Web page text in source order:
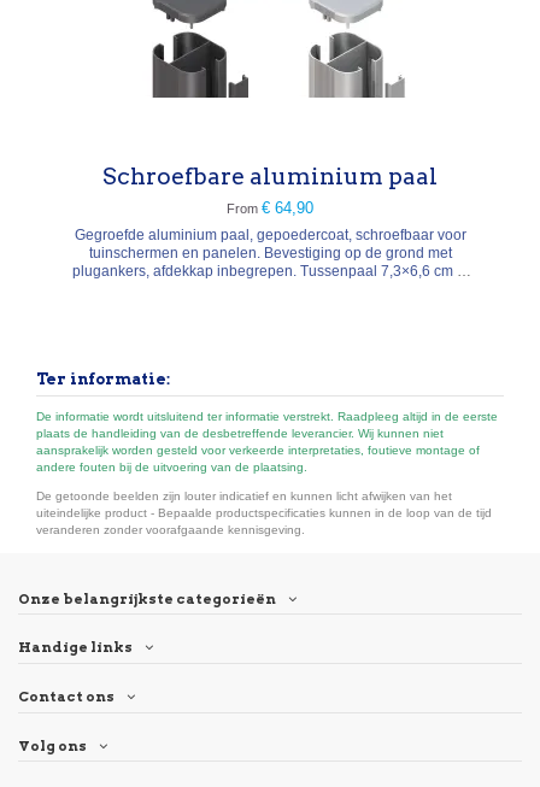
Schroefbare aluminium paal
From € 64,90
Gegroefde aluminium paal, gepoedercoat, schroefbaar voor
tuinschermen en panelen. Bevestiging op de grond met
plugankers, afdekkap inbegrepen. Tussenpaal 7,3×6,6 cm of
Ter informatie:
De informatie wordt uitsluitend ter informatie verstrekt. Raadpleeg altijd in de eerste
plaats de handleiding van de desbetreffende leverancier. Wij kunnen niet
aansprakelijk worden gesteld voor verkeerde interpretaties, foutieve montage of
andere fouten bij de uitvoering van de plaatsing.
De getoonde beelden zijn louter indicatief en kunnen licht afwijken van het
uiteindelijke product - Bepaalde productspecificaties kunnen in de loop van de tijd
veranderen zonder voorafgaande kennisgeving.
Onze belangrijkste categorieën
Handige links
Contact ons
Volg ons